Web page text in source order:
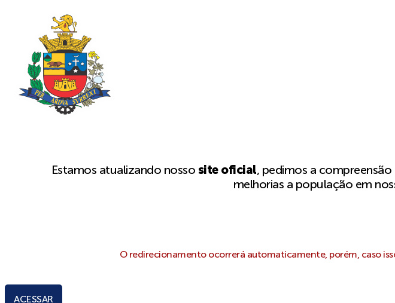
Estamos atualizando nosso site oficial, pedimos a
melhorias a população em
O redirecionamento ocorrerá automaticamente, porém, caso
ACESSAR